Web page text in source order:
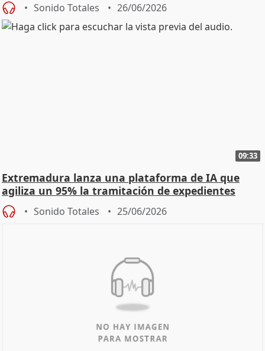
Sonido Totales 26/06/2026
09:33
Extremadura lanza una plataforma de IA que
agiliza un 95% la tramitación de expedientes
Sonido Totales 25/06/2026